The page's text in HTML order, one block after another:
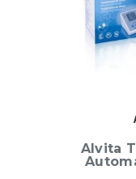
Clearblue